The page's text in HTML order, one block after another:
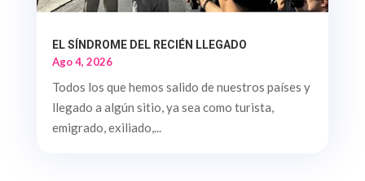
EL SÍNDROME DEL RECIÉN LLEGADO
Ago 4, 2026
Todos los que hemos salido de nuestros países y
llegado a algún sitio, ya sea como turista,
emigrado, exiliado,...